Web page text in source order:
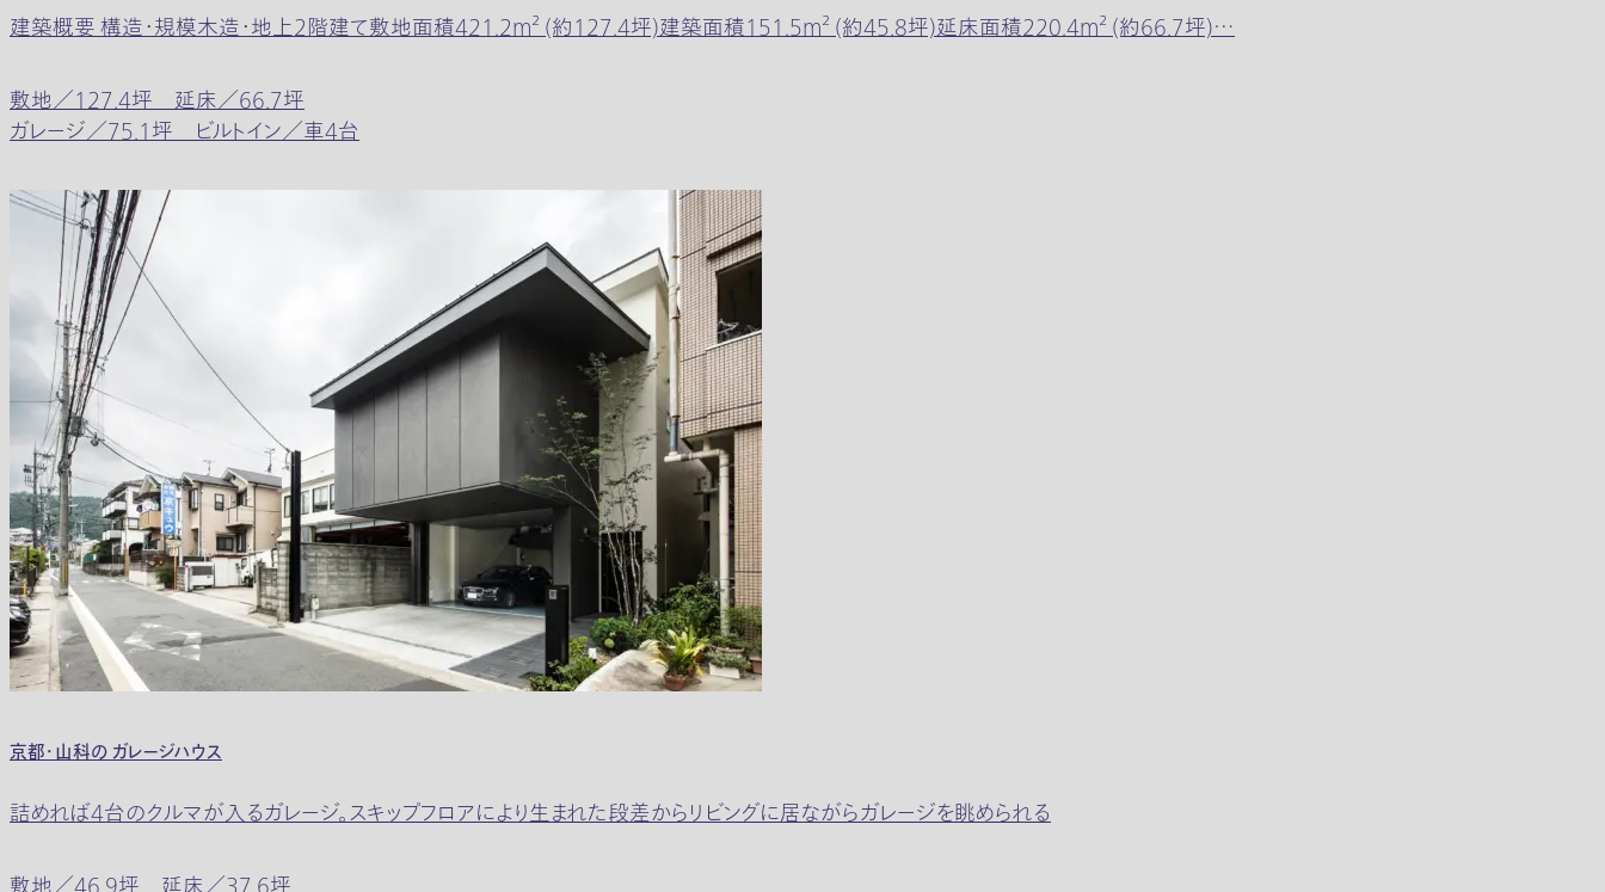
建築概要 構造・規模木造・地上2階建て敷地面積421.2m² (約127.4坪)建築面積151.5m² (約45.8坪)延床面積220.4m² (約66.7坪)…
敷地／127.4坪 延床／66.7坪
ガレージ／75.1坪 ビルトイン／車4台
京都・山科の ガレージハウス
詰めれば4台のクルマが入るガレージ。スキップフロアにより生まれた段差からリビングに居ながらガレージを眺められる